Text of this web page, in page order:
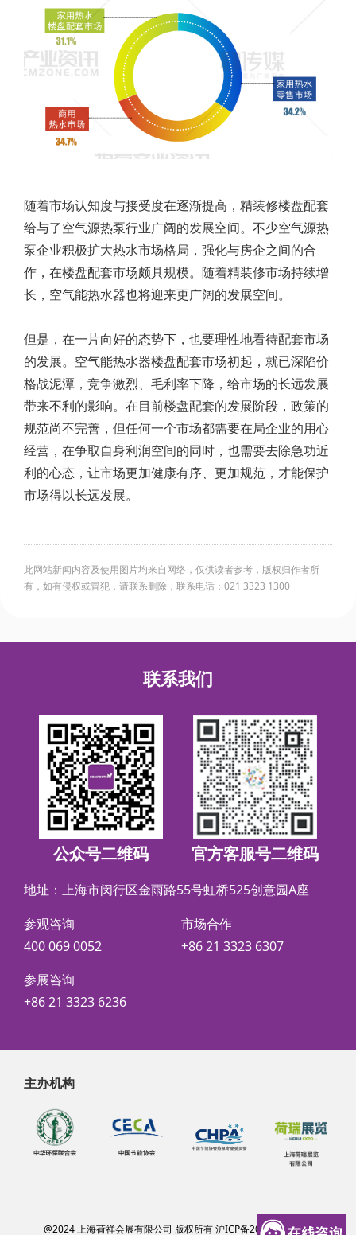
随着市场认知度与接受度在逐渐提高，精装修楼盘配套
给与了空气源热泵行业广阔的发展空间。不少空气源热
泵企业积极扩大热水市场格局，强化与房企之间的合
作，在楼盘配套市场颇具规模。随着精装修市场持续增
长，空气能热水器也将迎来更广阔的发展空间。
但是，在一片向好的态势下，也要理性地看待配套市场
的发展。空气能热水器楼盘配套市场初起，就已深陷价
格战泥潭，竞争激烈、毛利率下降，给市场的长远发展
带来不利的影响。在目前楼盘配套的发展阶段，政策的
规范尚不完善，但任何一个市场都需要在局企业的用心
经营，在争取自身利润空间的同时，也需要去除急功近
利的心态，让市场更加健康有序、更加规范，才能保护
市场得以长远发展。
此网站新闻内容及使用图片均来自网络，仅供读者参考，版权归作者所
有，如有侵权或冒犯，请联系删除，联系电话：021 3323 1300
联系我们
公众号二维码 官方客服号二维码
地址：上海市闵行区金雨路55号虹桥525创意园A座
参观咨询
400 069 0052
市场合作
+86 21 3323 6307
参展咨询
+86 21 3323 6236
主办机构
@2024 上海荷祥会展有限公司 版权所有 沪ICP备20012314号-6